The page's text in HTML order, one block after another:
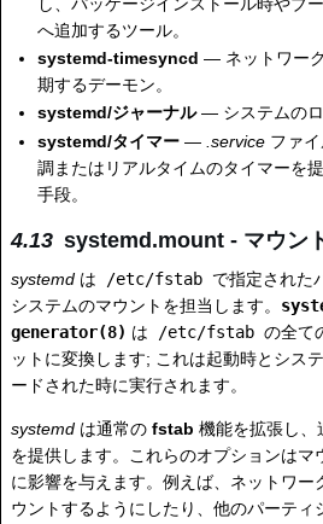
へ追加するツール。
systemd-timesyncd — ネットワー
期するデーモン。
systemd/ジャーナル— システムのロ
systemd/タイマー — .service ファ
調またはリアルタイムのタイマーを
手段。
systemd.mount - マウン
systemd は /etc/fstab で指定された
システムのマウントを担当します。
generator(8) は /etc/fstab の全て
ットに変換します; これは起動時とシス
ードされた時に実行されます。
systemd は通常の fstab 機能を拡張し、
を提供します。これらのオプションはマ
に影響を与えます。例えば、ネットワー
ウントするようにしたり、他のパーティ